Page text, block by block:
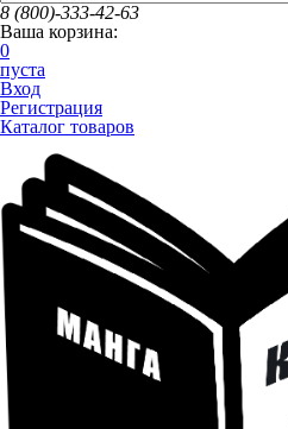
8 (800)-333-42-63
Ваша корзина:
0
пуста
Вход
Регистрация
Каталог товаров